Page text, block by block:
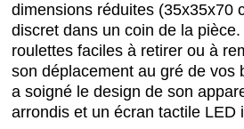
dimensions réduites (35x35x70
discret dans un coin de la
roulettes faciles à retirer ou à
son déplacement au gré de vos
a soigné le design de son
arrondis et un écran tactile LED